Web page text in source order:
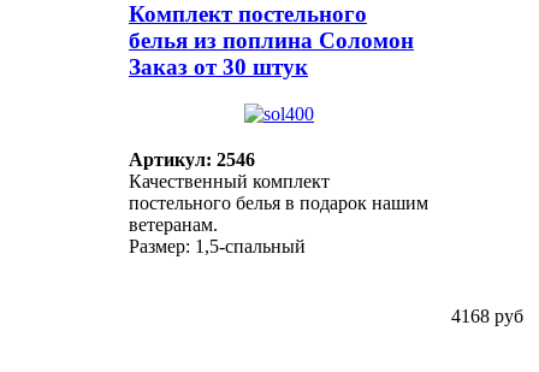
Комплект постельного
белья из поплина Соломон
Заказ от 30 штук
Артикул: 2546
Качественный комплект
постельного белья в подарок нашим
ветеранам.
Размер: 1,5-спальный
4168 руб